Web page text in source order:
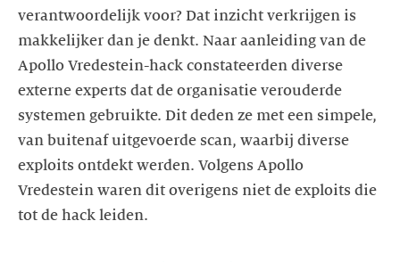
verantwoordelijk voor? Dat inzicht verkrijgen is
makkelijker dan je denkt. Naar aanleiding van de
Apollo Vredestein-hack constateerden diverse
externe experts dat de organisatie verouderde
systemen gebruikte. Dit deden ze met een simpele,
van buitenaf uitgevoerde scan, waarbij diverse
exploits ontdekt werden. Volgens Apollo
Vredestein waren dit overigens niet de exploits die